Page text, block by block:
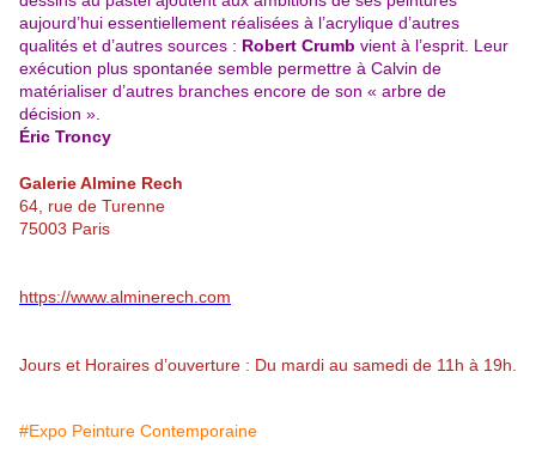
aujourd’hui essentiellement réalisées à l’acrylique d’autres
qualités et d’autres sources : Robert Crumb vient à l’esprit. Leur
exécution plus spontanée semble permettre à Calvin de
matérialiser d’autres branches encore de son « arbre de
décision ».
Éric Troncy
Galerie Almine Rech
64, rue de Turenne
75003 Paris
https://www.alminerech.com
Jours et Horaires d’ouverture : Du mardi au samedi de 11h à 19h.
#Expo Peinture Contemporaine